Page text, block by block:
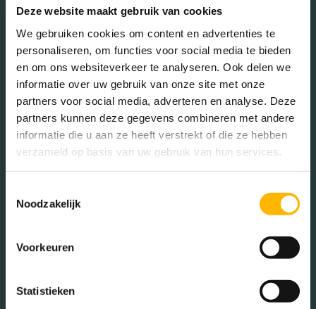
Deze website maakt gebruik van cookies
We gebruiken cookies om content en advertenties te
personaliseren, om functies voor social media te bieden
en om ons websiteverkeer te analyseren. Ook delen we
informatie over uw gebruik van onze site met onze
partners voor social media, adverteren en analyse. Deze
partners kunnen deze gegevens combineren met andere
informatie die u aan ze heeft verstrekt of die ze hebben
verzameld op basis van uw gebruik van hun services.
Noodzakelijk
Voorkeuren
Statistieken
Geslacht
Mannen (49.44%)
Vrouwen (50.56%)
Zonder kinderen (30.60%)
Éénpersoons huishoudens